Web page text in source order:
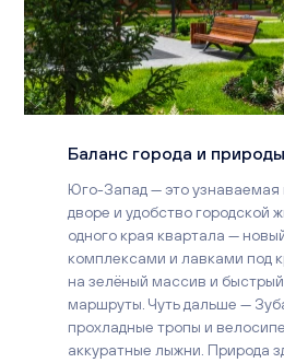
Баланс города и природы
Юго-Запад — это
дворе и удобство городской
одного края квартала —
комплексами и лавками под
на зелёный массив и
маршруты. Чуть дальше —
прохладные тропы и
аккуратные лыжни. Природа